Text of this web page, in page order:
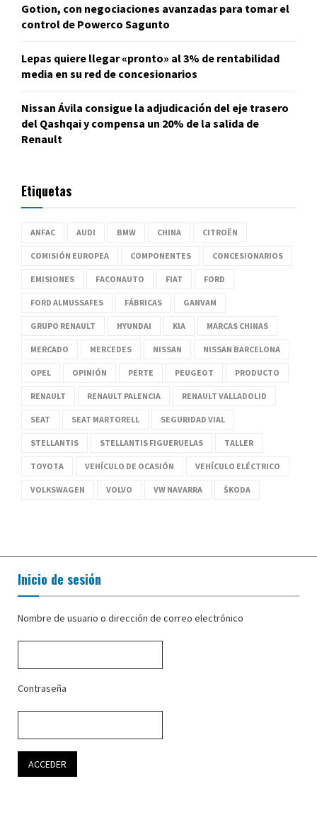
Gotion, con negociaciones avanzadas para tomar el
control de Powerco Sagunto
Lepas quiere llegar «pronto» al 3% de rentabilidad
media en su red de concesionarios
Nissan Ávila consigue la adjudicación del eje trasero
del Qashqai y compensa un 20% de la salida de
Renault
Etiquetas
ANFAC AUDI BMW CHINA CITROËN
COMISIÓN EUROPEA COMPONENTES CONCESIONARIOS
EMISIONES FACONAUTO FIAT FORD
FORD ALMUSSAFES FÁBRICAS GANVAM
GRUPO RENAULT HYUNDAI KIA MARCAS CHINAS
MERCADO MERCEDES NISSAN NISSAN BARCELONA
OPEL OPINIÓN PERTE PEUGEOT PRODUCTO
RENAULT RENAULT PALENCIA RENAULT VALLADOLID
SEAT SEAT MARTORELL SEGURIDAD VIAL
STELLANTIS STELLANTIS FIGUERUELAS TALLER
TOYOTA VEHÍCULO DE OCASIÓN VEHÍCULO ELÉCTRICO
VOLKSWAGEN VOLVO VW NAVARRA ŠKODA
Inicio de sesión
Nombre de usuario o dirección de correo electrónico
Contraseña